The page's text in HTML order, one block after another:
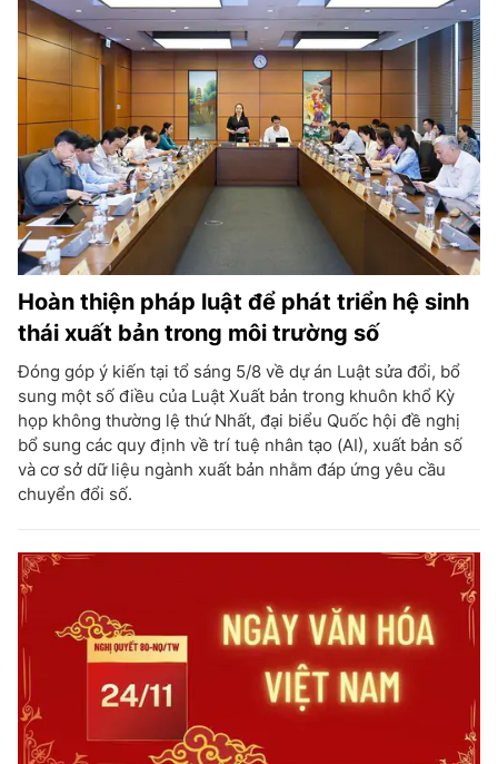
Hoàn thiện pháp luật để phát triển hệ sinh
thái xuất bản trong môi trường số
Đóng góp ý kiến tại tổ sáng 5/8 về dự án Luật sửa đổi, bổ
sung một số điều của Luật Xuất bản trong khuôn khổ Kỳ
họp không thường lệ thứ Nhất, đại biểu Quốc hội đề nghị
bổ sung các quy định về trí tuệ nhân tạo (AI), xuất bản số
và cơ sở dữ liệu ngành xuất bản nhằm đáp ứng yêu cầu
chuyển đổi số.